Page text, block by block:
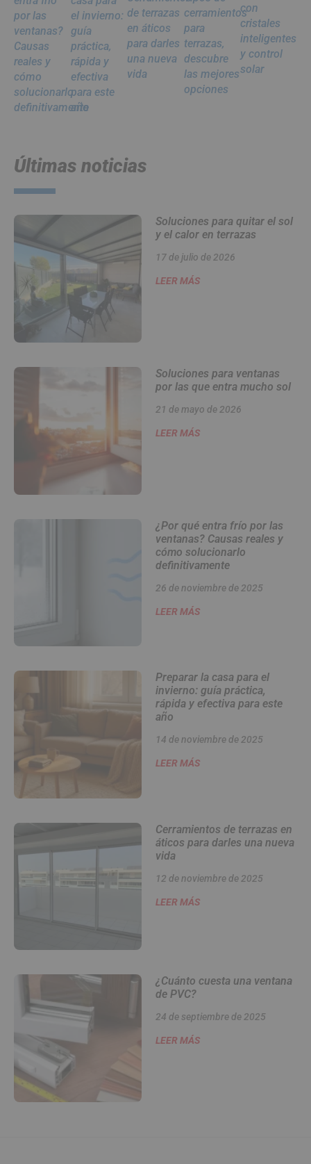
por las
ventanas?
Causas
reales y
cómo
solucionarlo
definitivamente
el invierno:
guía
práctica,
rápida y
efectiva
para este
año
de terrazas
en áticos
para darles
una nueva
vida
cerramientos
para
terrazas,
descubre
las mejores
opciones
con
cristales
inteligentes
y control
solar
Últimas noticias
Soluciones para quitar el sol
y el calor en terrazas
17 de julio de 2026
LEER MÁS
Soluciones para ventanas
por las que entra mucho sol
21 de mayo de 2026
LEER MÁS
¿Por qué entra frío por las
ventanas? Causas reales y
cómo solucionarlo
definitivamente
26 de noviembre de 2025
LEER MÁS
Preparar la casa para el
invierno: guía práctica,
rápida y efectiva para este
año
14 de noviembre de 2025
LEER MÁS
Cerramientos de terrazas en
áticos para darles una nueva
vida
12 de noviembre de 2025
LEER MÁS
¿Cuánto cuesta una ventana
de PVC?
24 de septiembre de 2025
LEER MÁS